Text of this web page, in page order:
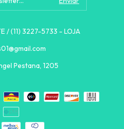
/ (11) 3227-5733 - LOJA
Pestana, 1205